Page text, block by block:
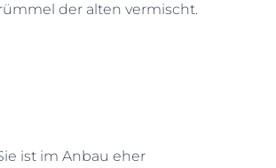
der alten vermischt.
ist im Anbau eher